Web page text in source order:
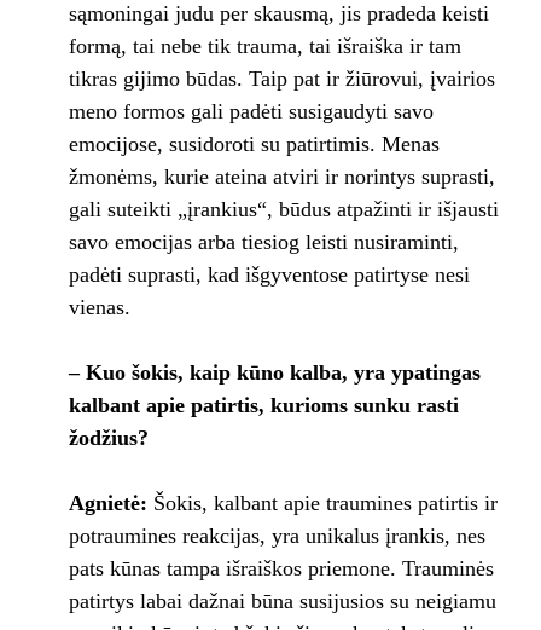
sąmoningai judu per skausmą, jis pradeda keisti
formą, tai nebe tik trauma, tai išraiška ir tam
tikras gijimo būdas. Taip pat ir žiūrovui, įvairios
meno formos gali padėti susigaudyti savo
emocijose, susidoroti su patirtimis. Menas
žmonėms, kurie ateina atviri ir norintys suprasti,
gali suteikti „įrankius“, būdus atpažinti ir išjausti
savo emocijas arba tiesiog leisti nusiraminti,
padėti suprasti, kad išgyventose patirtyse nesi
vienas.
– Kuo šokis, kaip kūno kalba, yra ypatingas
kalbant apie patirtis, kurioms sunku rasti
žodžius?
Agnietė: Šokis, kalbant apie traumines patirtis ir
potraumines reakcijas, yra unikalus įrankis, nes
pats kūnas tampa išraiškos priemone. Trauminės
patirtys labai dažnai būna susijusios su neigiamu